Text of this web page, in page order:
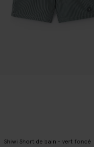
Shiwi Short de bain - vert foncé